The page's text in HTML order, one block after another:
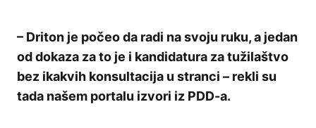
– Driton je počeo da radi na svoju ruku, a jedan
od dokaza za to je i kandidatura za tužilaštvo
bez ikakvih konsultacija u stranci – rekli su
tada našem portalu izvori iz PDD-a.